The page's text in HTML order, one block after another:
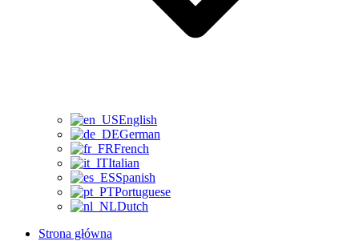
English
German
French
Italian
Spanish
Portuguese
Dutch
Strona główna